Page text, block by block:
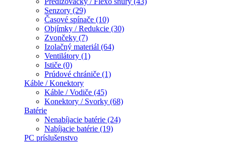
Senzory (29)
Časové spínače (10)
Objímky / Redukcie (30)
Zvončeky (7)
Izolačný materiál (64)
Ventilátory (1)
Ističe (0)
Prúdové chrániče (1)
Káble / Konektory
Káble / Vodiče (45)
Konektory / Svorky (68)
Batérie
Nenabíjacie batérie (24)
Nabíjacie batérie (19)
PC príslušenstvo